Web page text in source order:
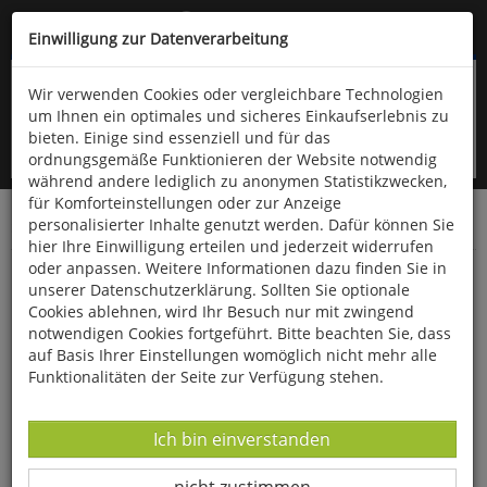
Kompletten Head der Seite überspringen
oder (06766) 9323-960
Startseite Gesundheit & Wohlbefinden Diverses
HA-THA Kräuter-Riechfläschchen
Einwilligung zur Datenverarbeitung
Wir verwenden Cookies oder vergleichbare Technologien
um Ihnen ein optimales und sicheres Einkaufserlebnis zu
bieten. Einige sind essenziell und für das
ordnungsgemäße Funktionieren der Website notwendig
während andere lediglich zu anonymen Statistikzwecken,
für Komforteinstellungen oder zur Anzeige
personalisierter Inhalte genutzt werden. Dafür können Sie
hier Ihre Einwilligung erteilen und jederzeit widerrufen
oder anpassen. Weitere Informationen dazu finden Sie in
unserer Datenschutzerklärung. Sollten Sie optionale
Cookies ablehnen, wird Ihr Besuch nur mit zwingend
notwendigen Cookies fortgeführt. Bitte beachten Sie, dass
auf Basis Ihrer Einstellungen womöglich nicht mehr alle
Funktionalitäten der Seite zur Verfügung stehen.
Datenverarbeitung -
Ich bin einverstanden